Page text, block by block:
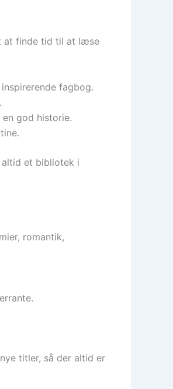
at finde tid til at læse
fagbog.
god historie.
et bibliotek i
romantik,
titler, så der altid er